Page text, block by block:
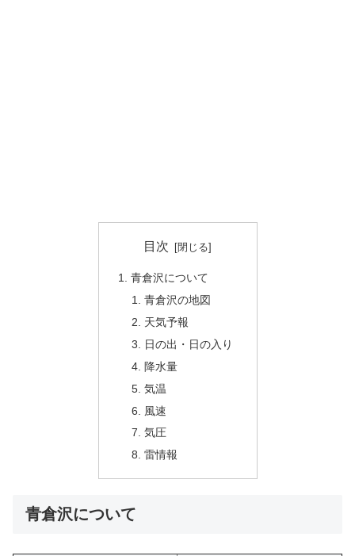
目次
青倉沢について
青倉沢の地図
天気予報
日の出・日の入り
降水量
気温
風速
気圧
雷情報
青倉沢について